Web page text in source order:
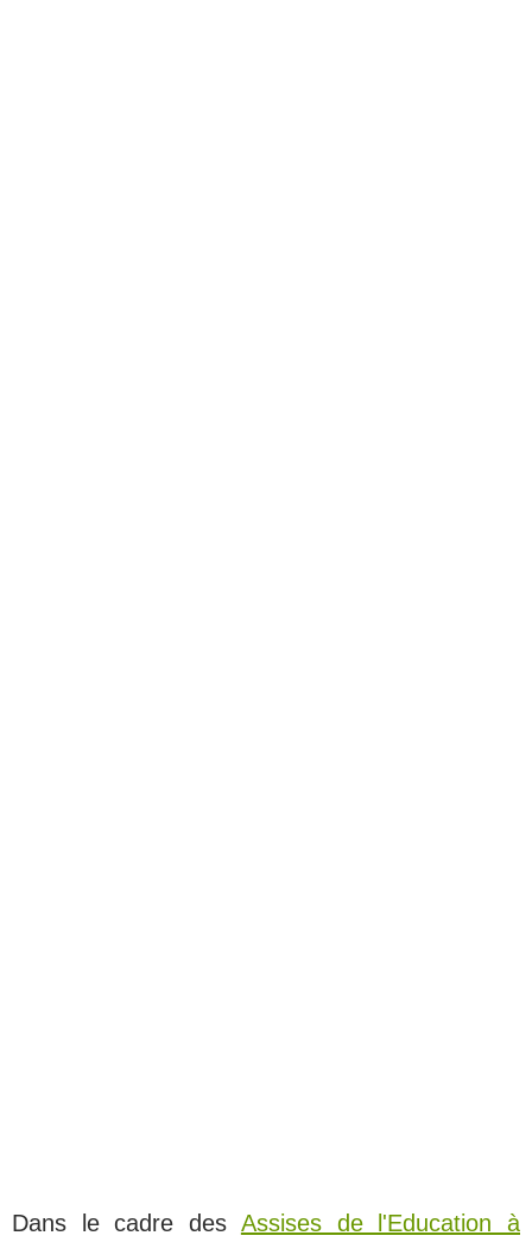
Dans le cadre des Assises de l'Education à